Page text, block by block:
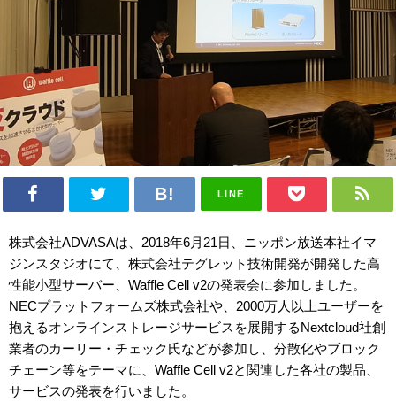
LINE
株式会社ADVASAは、2018年6月21日、ニッポン放送本社イマ
ジンスタジオにて、株式会社テグレット技術開発が開発した高
性能小型サーバー、Waffle Cell v2の発表会に参加しました。
NECプラットフォームズ株式会社や、2000万人以上ユーザーを
抱えるオンラインストレージサービスを展開するNextcloud社創
業者のカーリー・チェック氏などが参加し、分散化やブロック
チェーン等をテーマに、Waffle Cell v2と関連した各社の製品、
サービスの発表を行いました。